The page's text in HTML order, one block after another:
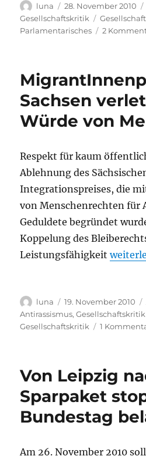
Autor
luna
Veröffentlicht
am
28. November 2010
Gesellschaftskritik
Parlamentarisches
2
Sachsen
Würde von
Respekt für kaum
Ablehnung des
Integrationspreises, die
von Menschenrechten für
Geduldete begründet
Koppelung des
Leistungsfähigkeit
Autor
luna
Veröffentlicht
am
19. November 2010
Antirassismus,Gesellschaftskritik
Gesellschaftskritik
1
Von Leipzig
Sparpaket
Bundestag
Am 26. November 2010